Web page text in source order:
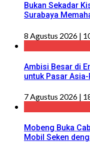
Bukan Sekadar
Surabaya
8 Agustus 2026 |
Ambisi Besar di
untuk Pasar
7 Agustus 2026 |
Mobeng Buka
Mobil Seken